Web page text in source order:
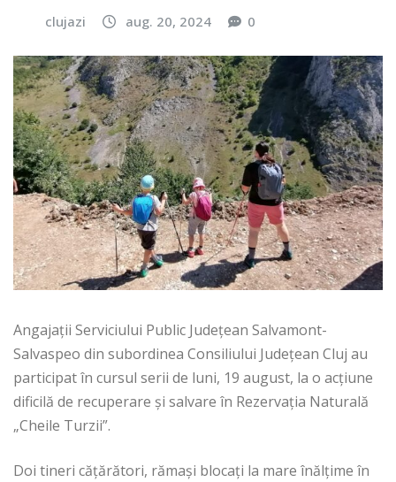
clujazi aug. 20, 2024 0
Angajații Serviciului Public Județean Salvamont-
Salvaspeo din subordinea Consiliului Județean Cluj au
participat în cursul serii de luni, 19 august, la o acțiune
dificilă de recuperare și salvare în Rezervația Naturală
„Cheile Turzii”.
Doi tineri cățărători, rămași blocați la mare înălțime în